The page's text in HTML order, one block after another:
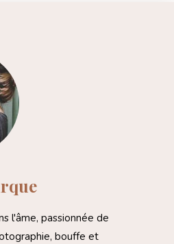
l'âme, passionnée de
bouffe et